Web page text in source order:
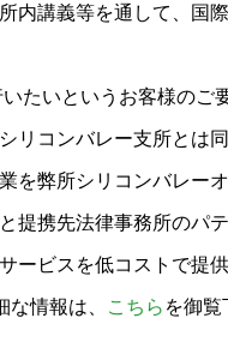
講義等を通して、国
たいというお客様のご
リコンバレー支所とは
を弊所シリコンバレー
提携先法律事務所のパ
ビスを低コストで提
情報は、 こちらを御覧